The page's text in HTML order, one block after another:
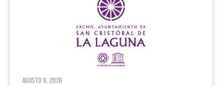
agosto 6, 2026